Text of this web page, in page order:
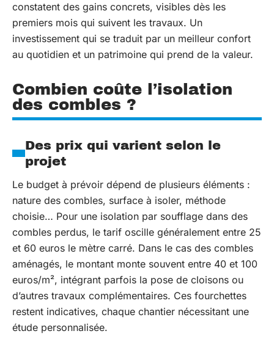
constatent des gains concrets, visibles dès les
premiers mois qui suivent les travaux. Un
investissement qui se traduit par un meilleur confort
au quotidien et un patrimoine qui prend de la valeur.
Combien coûte l’isolation
des combles ?
Des prix qui varient selon le
projet
Le budget à prévoir dépend de plusieurs éléments :
nature des combles, surface à isoler, méthode
choisie… Pour une isolation par soufflage dans des
combles perdus, le tarif oscille généralement entre 25
et 60 euros le mètre carré. Dans le cas des combles
aménagés, le montant monte souvent entre 40 et 100
euros/m², intégrant parfois la pose de cloisons ou
d’autres travaux complémentaires. Ces fourchettes
restent indicatives, chaque chantier nécessitant une
étude personnalisée.